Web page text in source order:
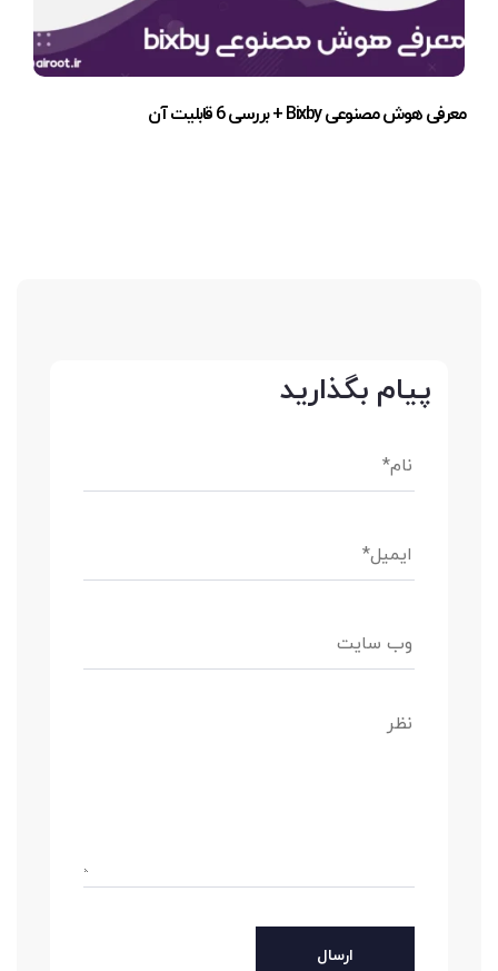
معرفی هوش مصنوعی Bixby + بررسی 6 قابلیت آن
پیام بگذارید